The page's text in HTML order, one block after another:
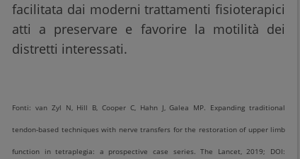
facilitata dai moderni trattamenti fisioterapici
atti a preservare e favorire la motilità dei
distretti interessati.
Fonti: van Zyl N, Hill B, Cooper C, Hahn J, Galea MP. Expanding traditional
tendon-based techniques with nerve transfers for the restoration of upper limb
function in tetraplegia: a prospective case series. The Lancet, 2019; DOI: